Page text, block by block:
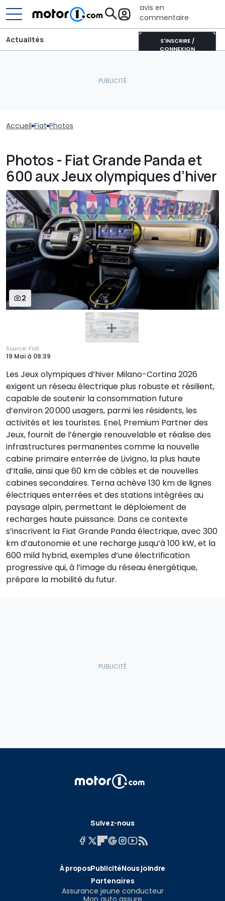
avis en
commentaire
S'INSCRIRE /
CONNEXION
Actualités
Accueil Fiat Photos
Photos - Fiat Grande Panda et
600 aux Jeux olympiques d’hiver
2
Source: Fiat
19 Mai à 09:39
Les Jeux olympiques d’hiver Milano-Cortina 2026
exigent un réseau électrique plus robuste et résilient,
capable de soutenir la consommation future
d’environ 20 000 usagers, parmi les résidents, les
activités et les touristes. Enel, Premium Partner des
Jeux, fournit de l’énergie renouvelable et réalise des
infrastructures permanentes comme la nouvelle
cabine primaire enterrée de Livigno, la plus haute
d’Italie, ainsi que 60 km de câbles et de nouvelles
cabines secondaires. Terna achève 130 km de lignes
électriques enterrées et des stations intégrées au
paysage alpin, permettant le déploiement de
recharges haute puissance. Dans ce contexte
s’inscrivent la Fiat Grande Panda électrique, avec 300
km d’autonomie et une recharge jusqu’à 100 kW, et la
600 mild hybrid, exemples d’une électrification
progressive qui, à l’image du réseau énergétique,
prépare la mobilité du futur.
Suivez-nous
À proposPublicitéNous joindre
Partenaires
Assurance jeune conducteur